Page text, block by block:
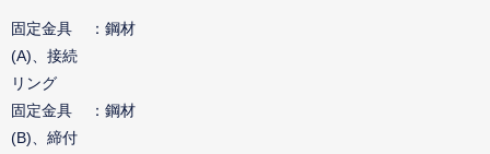
固定金具
(A)、接続
リング
鋼材
固定金具
(B)、締付
鋼材